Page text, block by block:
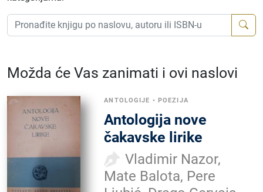
Možda će Vas zanimati i ovi naslovi
ANTOLOGIJE • POEZIJA
Antologija nove
čakavske lirike
Vladimir Nazor,
Mate Balota, Pere